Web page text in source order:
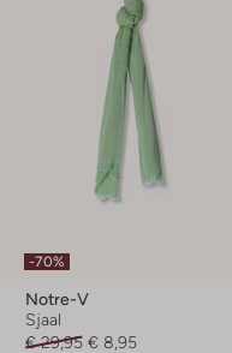
-70%
Notre-V
Sjaal
€ 29,95 € 8,95